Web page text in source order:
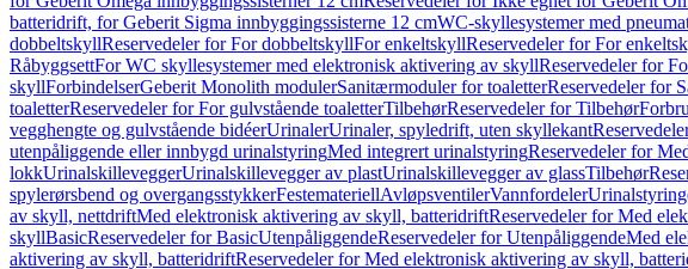
batteridrift, for Geberit Sigma innbyggingssisterne 12 cmWC-skyllesystemer med
dobbeltskyllReservedeler for For dobbeltskyllFor enkeltskyllReservedeler for For
RåbyggsettFor WC skyllesystemer med elektronisk aktivering av skyllReservedeler for
skyllForbindelserGeberit Monolith modulerSanitærmoduler for toaletterReservedeler for
toaletterReservedeler for For gulvstående toaletterTilbehørReservedeler for Tilbehør
vegghengte og gulvstående bidéerUrinalerUrinaler, spyledrift, uten skyllekant
utenpåliggende eller innbygd urinalstyringMed integrert urinalstyringReservedeler for
lokkUrinalskilleveggerUrinalskillevegger av plastUrinalskillevegger av glassTilbehør
spylerørsbend og overgangsstykkerFestemateriellAvløpsventilerVannfordeler
av skyll, nettdriftMed elektronisk aktivering av skyll, batteridriftReservedeler for Med
skyllBasicReservedeler for BasicUtenpåliggendeReservedeler for UtenpåliggendeMed
aktivering av skyll, batteridriftReservedeler for Med elektronisk aktivering av skyll,